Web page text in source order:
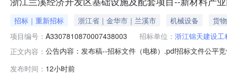
招标｜重新招标 浙江省｜金华市｜兰溪市 机械设备
货物
项目编号： A3307810870007438003 招标单位： 浙江锦天建设工
正文内容： 公告内容：发布稿--招标文件（电梯）.pdf招标文件公平
发布时间： 12小时前